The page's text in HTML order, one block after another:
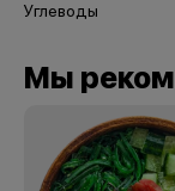
Углеводы
Мы